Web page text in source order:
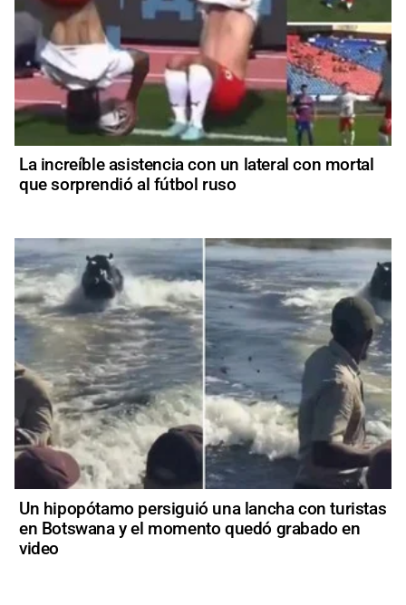
La increíble asistencia con un lateral con mortal
que sorprendió al fútbol ruso
Un hipopótamo persiguió una lancha con turistas
en Botswana y el momento quedó grabado en
video